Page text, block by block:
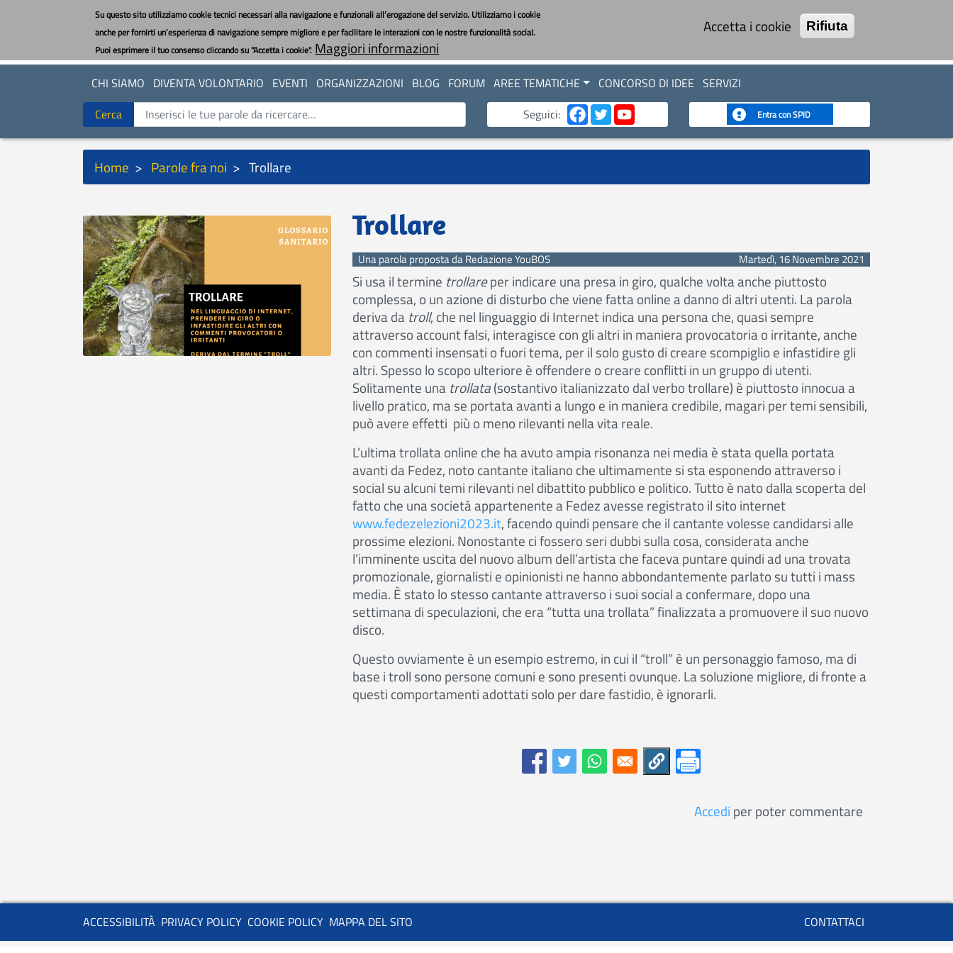
Su questo sito utilizziamo cookie tecnici necessari alla navigazione e funzionali all’erogazione del servizio. Utilizziamo i cookie
anche per fornirti un’esperienza di navigazione sempre migliore e per facilitare le interazioni con le nostre funzionalità social.
Puoi esprimere il tuo consenso cliccando su "Accetta i cookie". Maggiori informazioni
Accetta i cookie Rifiuta
principale
CHI SIAMO DIVENTA VOLONTARIO EVENTI ORGANIZZAZIONI BLOG FORUM AREE TEMATICHE CONCORSO DI IDEE SERVIZI
Cerca
Cerca Seguici: Entra con SPID
Briciole
di
pane
Home Parole fra noi Trollare
Trollare
Una parola proposta da Redazione YouBOS Martedì, 16 Novembre 2021
Si usa il termine trollareper indicare una presa in giro, qualche volta anche piuttosto
complessa, o un azione di disturbo che viene fatta online a danno di altri utenti. La parola
deriva da troll, che nel linguaggio di Internet indica una persona che, quasi sempre
attraverso account falsi, interagisce con gli altri in maniera provocatoria o irritante, anche
con commenti insensati o fuori tema, per il solo gusto di creare scompiglio e infastidire gli
altri. Spesso lo scopo ulteriore è offendere o creare conflitti in un gruppo di utenti.
Solitamente una trollata(sostantivo italianizzato dal verbo trollare) è piuttosto innocua a
livello pratico, ma se portata avanti a lungo e in maniera credibile, magari per temi sensibili,
può avere effetti più o meno rilevanti nella vita reale.
L’ultima trollata online che ha avuto ampia risonanza nei media è stata quella portata
avanti da Fedez, noto cantante italiano che ultimamente si sta esponendo attraverso i
social su alcuni temi rilevanti nel dibattito pubblico e politico. Tutto è nato dalla scoperta del
fatto che una società appartenente a Fedez avesse registrato il sito internet
www.fedezelezioni2023.it, facendo quindi pensare che il cantante volesse candidarsi alle
prossime elezioni. Nonostante ci fossero seri dubbi sulla cosa, considerata anche
l’imminente uscita del nuovo album dell’artista che faceva puntare quindi ad una trovata
promozionale, giornalisti e opinionisti ne hanno abbondantemente parlato su tutti i mass
media. È stato lo stesso cantante attraverso i suoi social a confermare, dopo una
settimana di speculazioni, che era “tutta una trollata” finalizzata a promuovere il suo nuovo
disco.
Questo ovviamente è un esempio estremo, in cui il “troll” è un personaggio famoso, ma di
base i troll sono persone comuni e sono presenti ovunque. La soluzione migliore, di fronte a
questi comportamenti adottati solo per dare fastidio, è ignorarli.
Accedi per poter commentare
Servizio
ACCESSIBILITÀ PRIVACY POLICY COOKIE POLICY MAPPA DEL SITO
Basso
utenti
CONTATTACI